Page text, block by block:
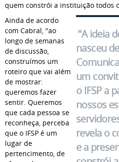
quem constrói a instituição todos
“A ideia
nasceu
um
o IFSP a
nossos
revela o
e a
Ainda de acordo
com Cabral, "ao
longo de semanas
de discussão,
construímos um
roteiro que vai além
de mostrar:
queremos fazer
sentir. Queremos
que cada pessoa se
reconheça, perceba
que o IFSP é um
lugar de
pertencimento, de